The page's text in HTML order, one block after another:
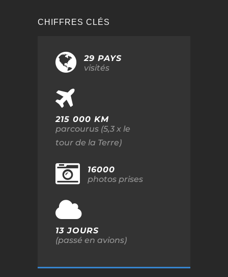
CHIFFRES CLÉS
29 PAYS
visités
215 000 KM
parcourus (5,3 x le
tour de la Terre)
16000
photos prises
13 JOURS
(passé en avions)